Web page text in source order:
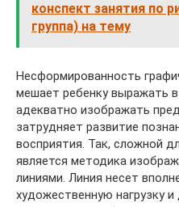
конспект занятия по
группа) на тему
Несформированность
мешает ребенку выражать в
адекватно изображать
затрудняет развитие
восприятия. Так, сложной
является методика
линиями. Линия несет
художественную нагрузку